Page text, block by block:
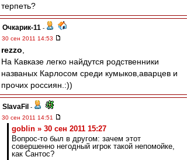
терпеть?
Очкарик-11 -
30 сен 2011 14:53
rezzo
На Кавказе легко найдутся родственники
названых Карлосом среди кумыков,аварцев и
прочих россиян.:))
SlavaFil -
30 сен 2011 14:51
goblin » 30 сен 2011 15:27
Вопрос-то был в другом: зачем этот
совершенно негодный игрок такой непомойке,
как Сантос?